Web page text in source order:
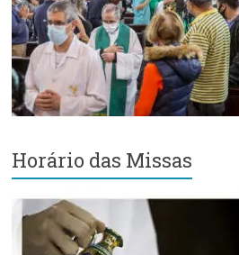
–
Região
Episcopal
Sé
–
Setor
Retiro
Horário das Missas